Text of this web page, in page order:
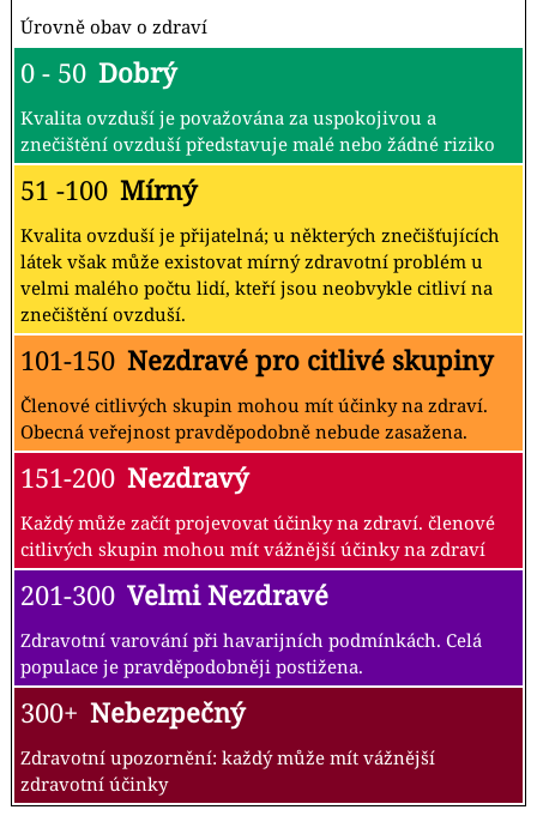
Úrovně obav o zdraví
0 - 50 Dobrý
Kvalita ovzduší je považována za uspokojivou a
znečištění ovzduší představuje malé nebo žádné riziko
51 -100 Mírný
Kvalita ovzduší je přijatelná; u některých znečišťujících
látek však může existovat mírný zdravotní problém u
velmi malého počtu lidí, kteří jsou neobvykle citliví na
znečištění ovzduší.
101-150 Nezdravé pro citlivé skupiny
Členové citlivých skupin mohou mít účinky na zdraví.
Obecná veřejnost pravděpodobně nebude zasažena.
151-200 Nezdravý
Každý může začít projevovat účinky na zdraví. členové
citlivých skupin mohou mít vážnější účinky na zdraví
201-300 Velmi Nezdravé
Zdravotní varování při havarijních podmínkách. Celá
populace je pravděpodobněji postižena.
300+ Nebezpečný
Zdravotní upozornění: každý může mít vážnější
zdravotní účinky